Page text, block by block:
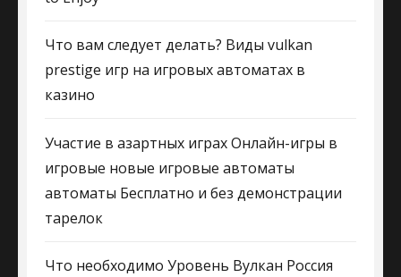
Что вам следует делать? Виды vulkan
prestige игр на игровых автоматах в
казино
Участие в азартных играх Онлайн-игры в
игровые новые игровые автоматы
автоматы Бесплатно и без демонстрации
тарелок
Что необходимо Уровень Вулкан Россия